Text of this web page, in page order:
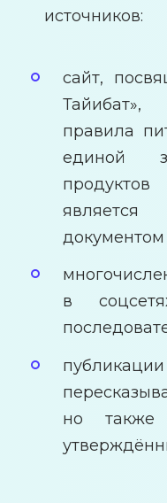
источников:
сайт,
правила
единой
документом
в
но также